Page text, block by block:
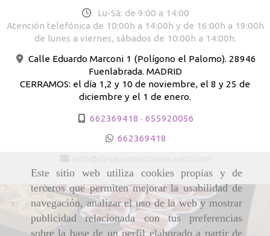
Este sitio web utiliza cookies propias y de
terceros que permiten mejorar la usabilidad de
navegación, analizar el uso de la web y mostrar
publicidad relacionada con tus preferencias
sobre la base de un perfil elaborado a partir de
Lu-Sá: de 9:00 a 14:00
Atención telefónica de 10:00h a 14:00h y de 16:00h a 19:00h
de lunes a viernes, sábados de 10:00h a 14:00h.
Calle Eduardo Marconi 1 (Polígono el Palomo). 28946
Fuenlabrada. MADRID
CERRAMOS: el día 1,2 y 10 de noviembre, el 8 y 25 de
diciembre y el 1 de enero.
662369418 · 655920056
662369418
Avisos legales